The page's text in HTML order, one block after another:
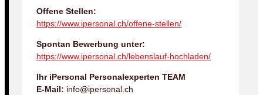
Offene Stellen:
https://www.ipersonal.ch/offene-stellen/
Spontan Bewerbung unter:
https://www.ipersonal.ch/lebenslauf-hochladen/
Ihr iPersonal Personalexperten TEAM
E-Mail: info@ipersonal.ch